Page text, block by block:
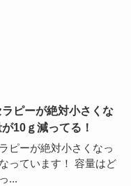
ピーが絶対小さくな
10ｇ減ってる！
ピーが絶対小さくなっ
っています！ 容量はど
...